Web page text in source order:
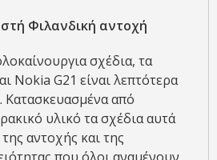
Φιλανδική αντοχή
σχέδια, τα
Nokia G21 είναι λεπτότερα
Κατασκευασμένα από
υλικό τα σχέδια αυτά
αντοχής και της